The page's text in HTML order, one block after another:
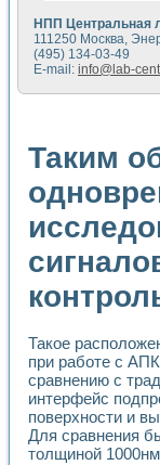
Метод
Метод
НПП Центральная
111250 Москва,
(495) 134-03-49
E-mail: info@lab-
Таким
Такое
при работе с
сравнению с
интерфейс
поверхности и
Для сравнения
толщиной